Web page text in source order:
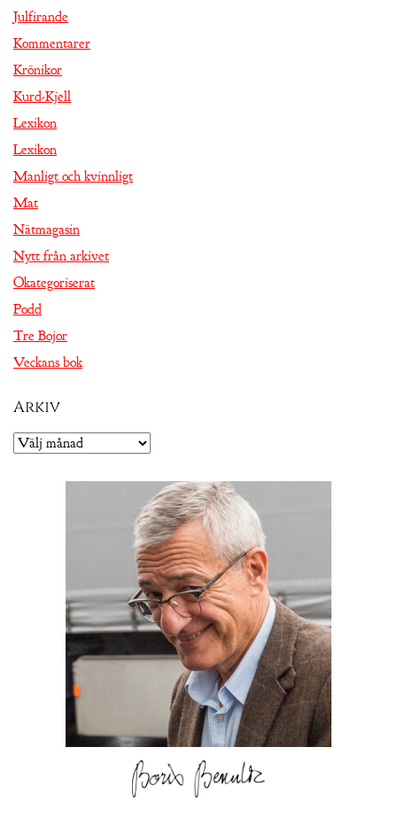
Julfirande
Kommentarer
Krönikor
Kurd-Kjell
Lexikon
Lexikon
Manligt och kvinnligt
Mat
Nätmagasin
Nytt från arkivet
Okategoriserat
Podd
Tre Bojor
Veckans bok
Arkiv
Arkiv